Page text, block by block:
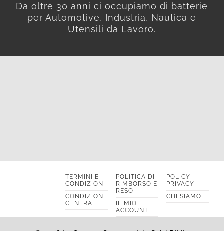
Da oltre 30 anni ci occupiamo di batterie
per Automotive, Industria, Nautica e
Utensili da Lavoro.
TERMINI E
CONDIZIONI
CONDIZIONI
GENERALI
POLITICA DI
RIMBORSO E
RESO
IL MIO
ACCOUNT
POLICY
PRIVACY
CHI SIAMO